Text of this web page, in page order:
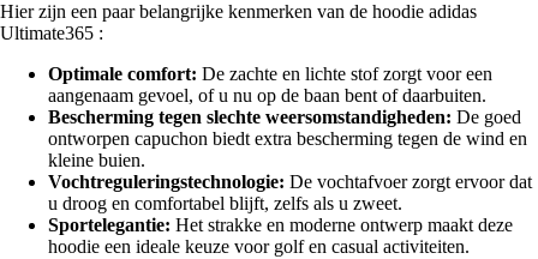
Hier zijn een paar belangrijke kenmerken van de hoodie adidas
Ultimate365 :
Optimale comfort: De zachte en lichte stof zorgt voor een
aangenaam gevoel, of u nu op de baan bent of daarbuiten.
Bescherming tegen slechte weersomstandigheden: De goed
ontworpen capuchon biedt extra bescherming tegen de wind en
kleine buien.
Vochtreguleringstechnologie: De vochtafvoer zorgt ervoor dat
u droog en comfortabel blijft, zelfs als u zweet.
Sportelegantie: Het strakke en moderne ontwerp maakt deze
hoodie een ideale keuze voor golf en casual activiteiten.